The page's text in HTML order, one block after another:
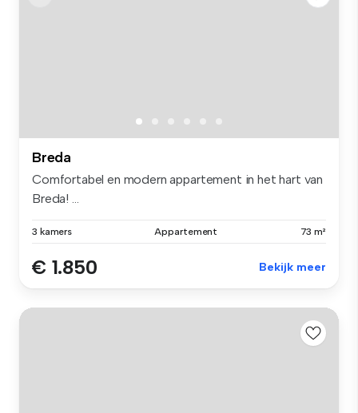
Breda
Comfortabel en modern appartement in het hart van
Breda! ...
3 kamers Appartement 73 m²
€ 1.850 Bekijk meer